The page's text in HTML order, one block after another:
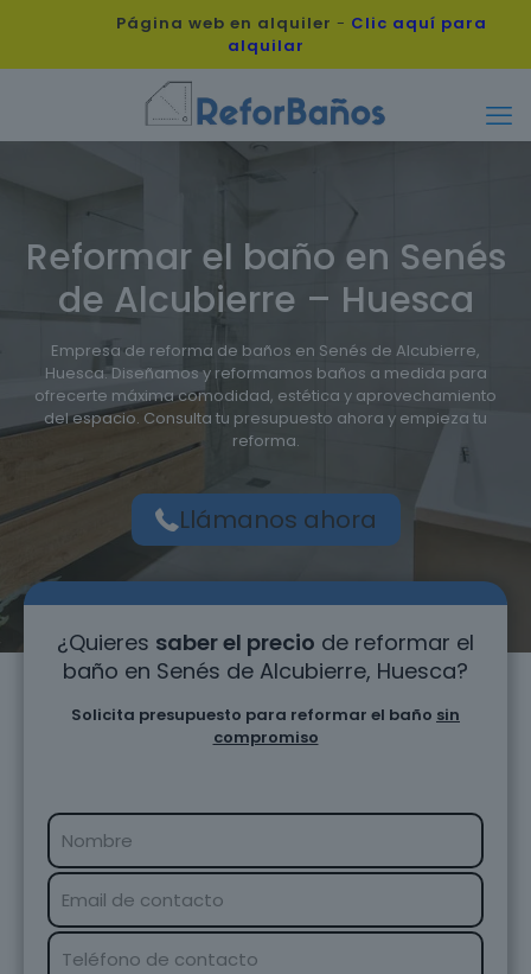
Página web en alquiler - Clic aquí para
alquilar
Reformar el baño en Senés
de Alcubierre – Huesca
Empresa de reforma de baños en Senés de Alcubierre,
Huesca. Diseñamos y reformamos baños a medida para
ofrecerte máxima comodidad, estética y aprovechamiento
del espacio. Consulta tu presupuesto ahora y empieza tu
reforma.
Llámanos ahora
¿Quieres saber el precio de reformar el
baño en Senés de Alcubierre, Huesca?
Solicita presupuesto para reformar el baño sin
compromiso